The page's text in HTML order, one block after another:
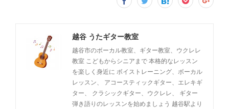
越谷 うたギター教室
越谷市のボーカル教室、ギター教室、ウクレレ
教室 こどもからシニアまで 本格的なレッスン
を楽しく身近に ボイストレーニング、ボーカル
レッスン、 アコースティックギター、エレキギ
ター、 クラシックギター、ウクレレ、 ギター
弾き語りのレッスンを始めましょう 越谷駅より